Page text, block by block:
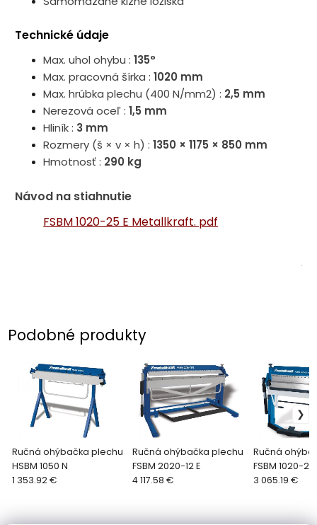
Technické údaje
Max. uhol ohybu :135°
Max. pracovná šírka :1020 mm
Max. hrúbka plechu (400 N/mm2) : 2,5 mm
Nerezová oceľ :1,5 mm
Hliník : 3 mm
Rozmery (š × v × h) :1350 × 1175 × 850 mm
Hmotnosť : 290 kg
Návod na stiahnutie
FSBM 1020-25 E Metallkraft. pdf
Podobné produkty
Ručná ohýbačka plechu
HSBM 1050 N
1 353.92 €
Ručná ohýbačka plechu
FSBM 2020-12 E
4 117.58 €
Ručná
FSBM 1020-20
3 065.19 €